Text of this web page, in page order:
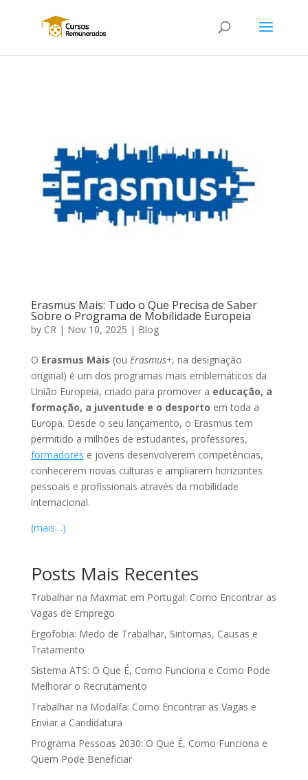
Erasmus Mais: Tudo o Que Precisa de Saber
Sobre o Programa de Mobilidade Europeia
by CR| Nov 10, 2025 | Blog
O Erasmus Mais (ou Erasmus+, na designação
original) é um dos programas mais emblemáticos da
União Europeia, criado para promover a educação, a
formação, a juventude e o desporto em toda a
Europa. Desde o seu lançamento, o Erasmus tem
permitido a milhões de estudantes, professores,
formadores e jovens desenvolverem competências,
conhecerem novas culturas e ampliarem horizontes
pessoais e profissionais através da mobilidade
internacional.
(mais…)
Posts Mais Recentes
Trabalhar na Maxmat em Portugal: Como Encontrar as
Vagas de Emprego
Ergofobia: Medo de Trabalhar, Sintomas, Causas e
Tratamento
Sistema ATS: O Que É, Como Funciona e Como Pode
Melhorar o Recrutamento
Trabalhar na Modalfa: Como Encontrar as Vagas e
Enviar a Candidatura
Programa Pessoas 2030: O Que É, Como Funciona e
Quem Pode Beneficiar